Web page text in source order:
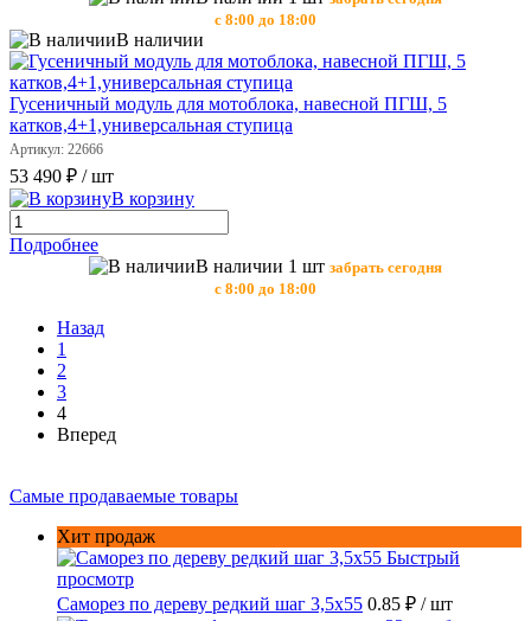
с 8:00 до 18:00
В наличии
Гусеничный модуль для мотоблока, навесной ПГШ, 5
катков,4+1,универсальная ступица
Артикул: 22666
53 490 ₽ / шт
В корзину
Подробнее
В наличии 1 шт забрать сегодня
с 8:00 до 18:00
Назад
1
2
3
4
Вперед
Самые продаваемые товары
Хит продаж
Быстрый
просмотр
Саморез по дереву редкий шаг 3,5х55 0.85 ₽ / шт